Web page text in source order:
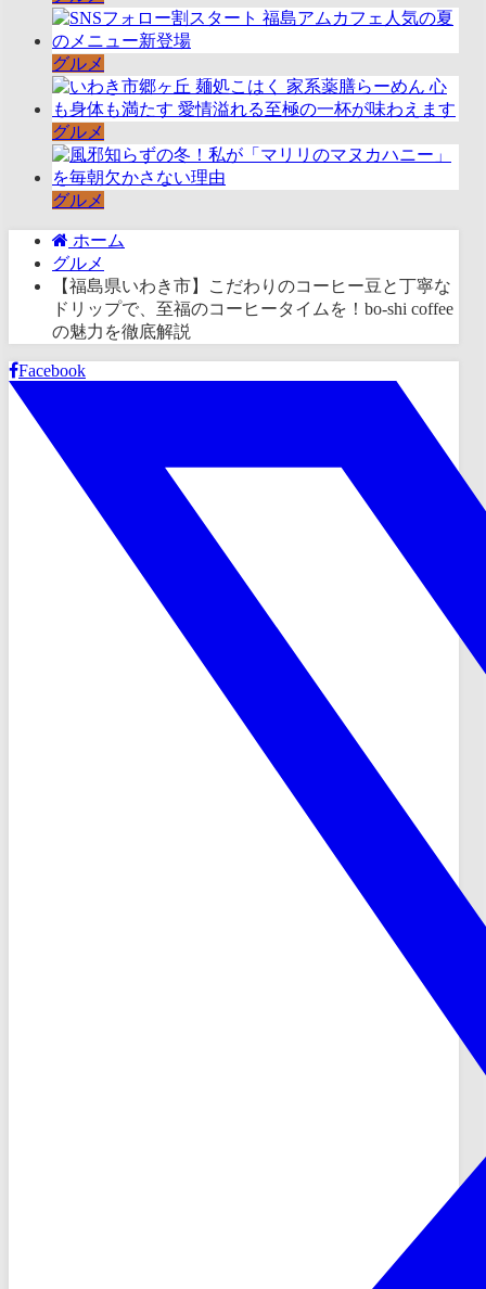
グルメ
グルメ
グルメ
ホーム
グルメ
【福島県いわき市】こだわりのコーヒー豆と丁寧な
ドリップで、至福のコーヒータイムを！bo-shi coffee
の魅力を徹底解説
Facebook